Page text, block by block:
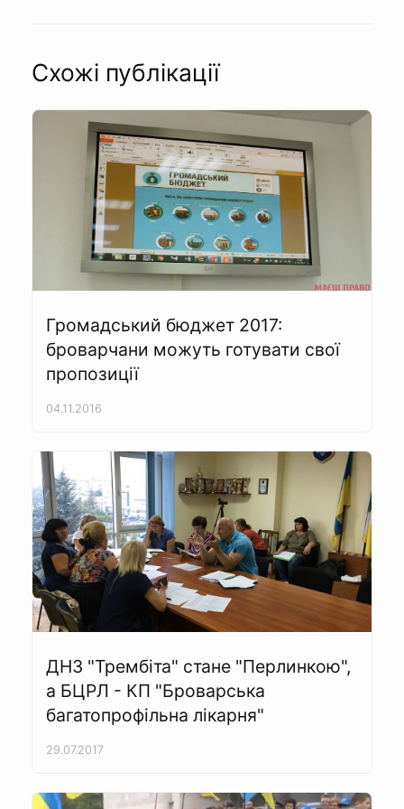
Схожі публікації
Громадський бюджет 2017:
броварчани можуть готувати свої
пропозиції
04.11.2016
ДНЗ "Трембіта" стане "Перлинкою",
а БЦРЛ - КП "Броварська
багатопрофільна лікарня"
29.07.2017